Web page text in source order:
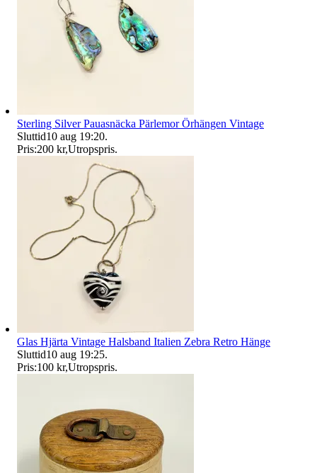
Sterling Silver Pauasnäcka Pärlemor Örhängen Vintage
Sluttid10 aug 19:20.
Pris:200 kr,Utropspris.
Glas Hjärta Vintage Halsband Italien Zebra Retro Hänge
Sluttid10 aug 19:25.
Pris:100 kr,Utropspris.